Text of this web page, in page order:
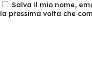
Salva il mio nome,
la prossima volta che